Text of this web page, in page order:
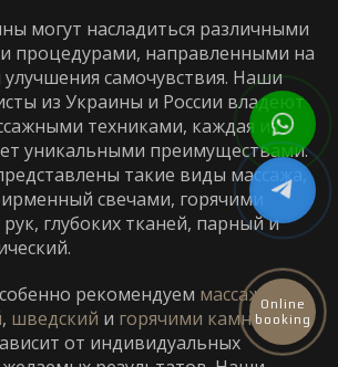
могут насладиться различными
процедурами, направленными на
улучшения самочувствия. Наши
из Украины и России владеют
техниками, каждая из
уникальными преимуществами.
такие виды массажа,
свечами, горячими
глубоких тканей, парный и
рекомендуем массаж
, шведский и горячими камнями.
от индивидуальных
Online
booking